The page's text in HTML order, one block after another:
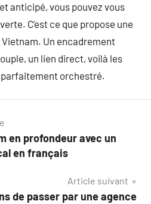
anticipé, vous pouvez vous
C’est ce que propose une
Un encadrement
un lien direct, voilà les
parfaitement orchestré.
en profondeur avec un
en français
Article suivant
de passer par une agence